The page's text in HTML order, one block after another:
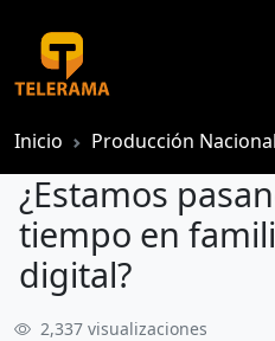
Inicio Producción Nacional
¿Estamos
tiempo en
digital?
2,337 visualizaciones